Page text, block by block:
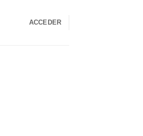
ACCEDER